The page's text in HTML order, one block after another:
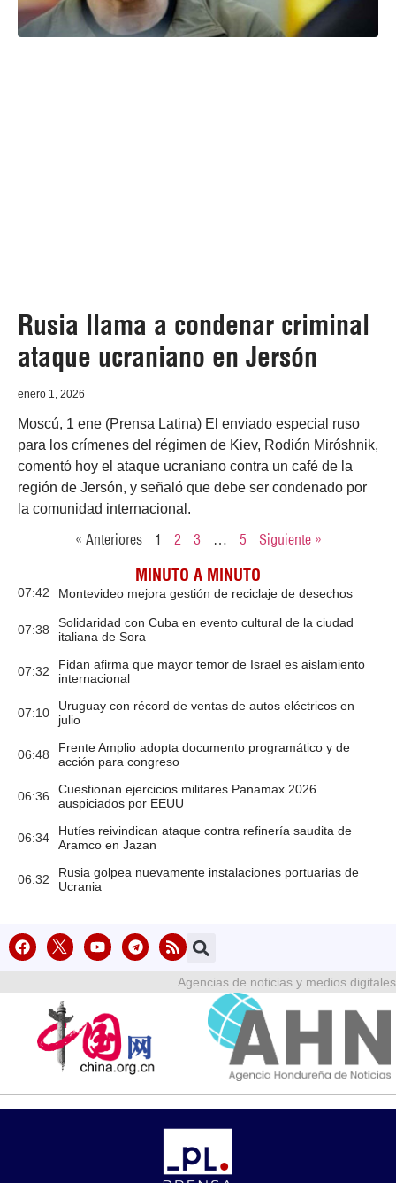
Rusia llama a condenar criminal
ataque ucraniano en Jersón
enero 1, 2026
Moscú, 1 ene (Prensa Latina) El enviado especial ruso
para los crímenes del régimen de Kiev, Rodión Miróshnik,
comentó hoy el ataque ucraniano contra un café de la
región de Jersón, y señaló que debe ser condenado por
la comunidad internacional.
« Anteriores 1 2 3 … 5 Siguiente »
MINUTO A MINUTO
07:42 Montevideo mejora gestión de reciclaje de desechos
07:38
Solidaridad con Cuba en evento cultural de la ciudad
italiana de Sora
07:32
Fidan afirma que mayor temor de Israel es aislamiento
internacional
07:10
Uruguay con récord de ventas de autos eléctricos en
julio
06:48
Frente Amplio adopta documento programático y de
acción para congreso
06:36
Cuestionan ejercicios militares Panamax 2026
auspiciados por EEUU
06:34
Hutíes reivindican ataque contra refinería saudita de
Aramco en Jazan
06:32
Rusia golpea nuevamente instalaciones portuarias de
Ucrania
Agencias de noticias y medios digitales